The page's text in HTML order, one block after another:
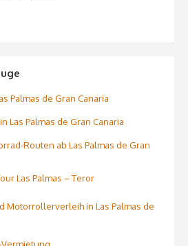
Palmas de Gran Canaria
Las Palmas de Gran Canaria
Routen ab Las Palmas de Gran
Las Palmas – Teror
Motorrollerverleih in Las Palmas de